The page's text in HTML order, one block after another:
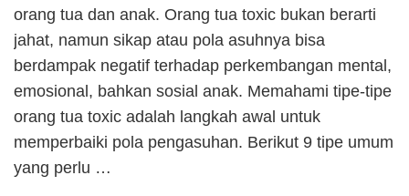
orang tua dan anak. Orang tua toxic bukan berarti
jahat, namun sikap atau pola asuhnya bisa
berdampak negatif terhadap perkembangan mental,
emosional, bahkan sosial anak. Memahami tipe-tipe
orang tua toxic adalah langkah awal untuk
memperbaiki pola pengasuhan. Berikut 9 tipe umum
yang perlu …